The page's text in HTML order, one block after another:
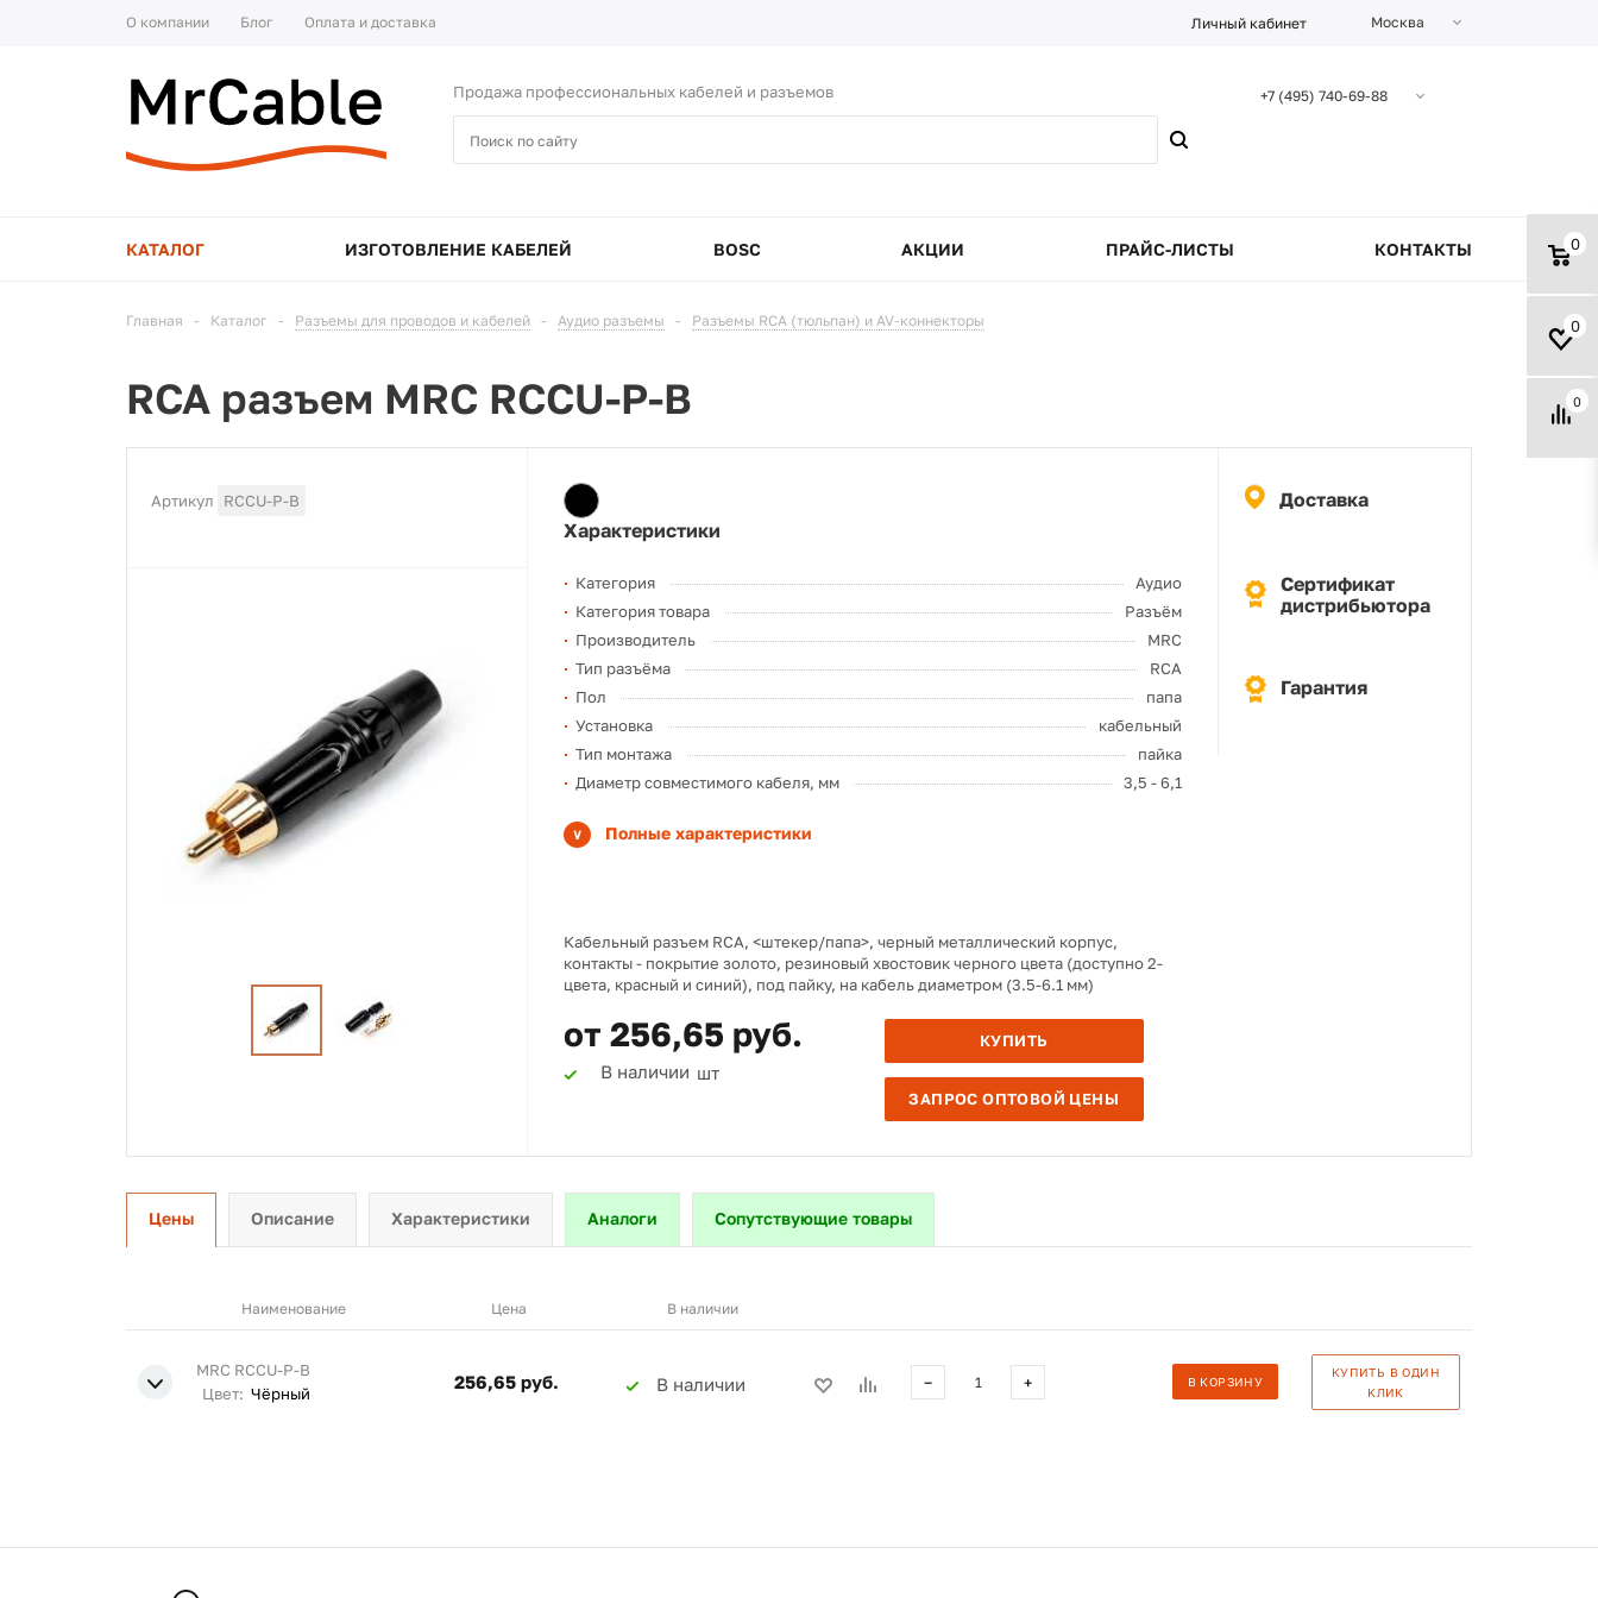
О компании Блог Оплата и доставка Личный кабинет Москва
Продажа профессиональных кабелей и разъемов +7 (495) 740-69-88
0
0
0
КАТАЛОГ ИЗГОТОВЛЕНИЕ КАБЕЛЕЙ BOSC АКЦИИ ПРАЙС-ЛИСТЫ КОНТАКТЫ
Главная - Каталог - Разъемы для проводов и кабелей - Аудио разъемы - Разъемы RCA (тюльпан) и AV-коннекторы
RCA разъем MRC RCCU-P-B
Артикул RCCU-P-B
Характеристики
Категория
Аудио
Категория товара
Разъём
Производитель
MRC
Тип разъёма
RCA
Пол
папа
Установка
кабельный
Тип монтажа
пайка
Диаметр совместимого кабеля, мм
3,5 - 6,1
Полные характеристики
Кабельный разъем RCA, <штекер/папа>, черный металлический корпус,
контакты - покрытие золото, резиновый хвостовик черного цвета (доступно 2-
цвета, красный и синий), под пайку, на кабель диаметром (3.5-6.1 мм)
от 256,65 руб.
В наличии шт
КУПИТЬ
ЗАПРОС ОПТОВОЙ ЦЕНЫ
Доставка
Сертификат
дистрибьютора
Гарантия
Цены Описание Характеристики Аналоги Сопутствующие товары
Наименование Цена В наличии
MRC RCCU-P-B
Цвет: Чёрный
256,65 руб. В наличии − + В КОРЗИНУ
КУПИТЬ В ОДИН
КЛИК